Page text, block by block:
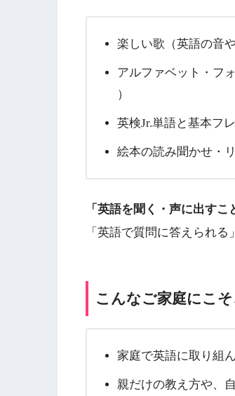
楽しい歌（英語の音
アルファベット・フ
）
英検Jr.単語と基本フ
絵本の読み聞かせ・
「英語を聞く・声に出すこ
「英語で質問に答えられ
こんなご家庭にこ
家庭で英語に取り組
親だけの教え方や、